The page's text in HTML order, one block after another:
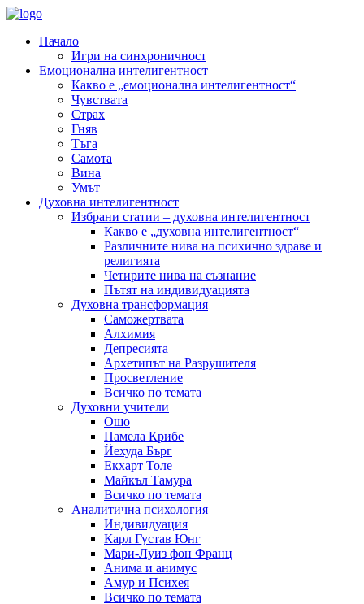
Начало
Игри на синхроничност
Емоционална интелигентност
Какво е „емоционална интелигентност“
Чувствата
Страх
Гняв
Тъга
Самота
Вина
Умът
Духовна интелигентност
Избрани статии – духовна интелигентност
Какво е „духовна интелигентност“
Различните нива на психично здраве и
религията
Четирите нива на съзнание
Пътят на индивидуацията
Духовна трансформация
Саможертвата
Алхимия
Депресията
Архетипът на Разрушителя
Просветление
Всичко по темата
Духовни учители
Ошо
Памела Крибе
Йехуда Бърг
Екхарт Толе
Майкъл Тамура
Всичко по темата
Аналитична психология
Индивидуация
Карл Густав Юнг
Мари-Луиз фон Франц
Анима и анимус
Амур и Психея
Всичко по темата